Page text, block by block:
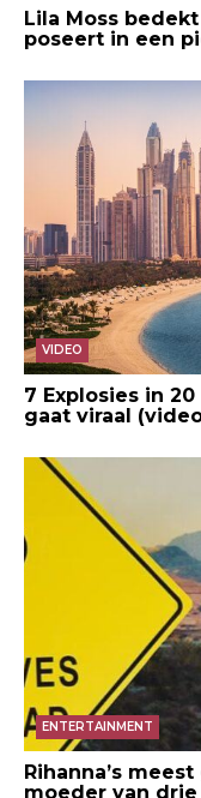
Lila Moss
poseert in een
VIDEO
7 Explosies in
gaat viraal
ENTERTAINMENT
Rihanna’s
moeder van